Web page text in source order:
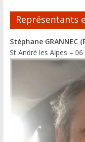
Représentants
Stéphane GRANNEC
St André les Alpes –